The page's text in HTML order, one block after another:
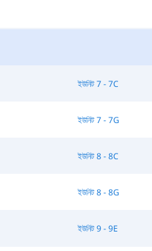
ইউনিট 7 - 7C
ইউনিট 7 - 7G
ইউনিট 8 - 8C
ইউনিট 8 - 8G
ইউনিট 9 - 9E